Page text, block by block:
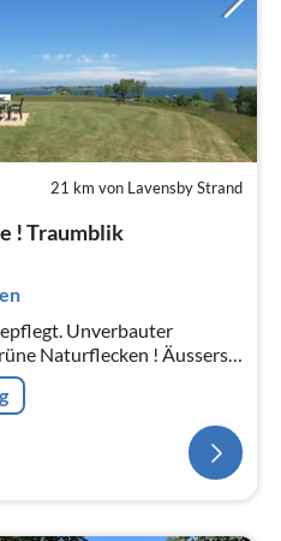
21 km von Lavensby Strand
! Traumblik
Unverbauter
Naturflecken ! Äusserst
Freibad & Spielplatz.